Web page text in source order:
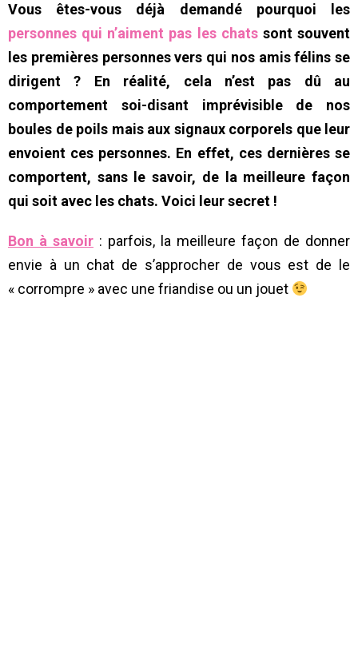
Vous êtes-vous déjà demandé pourquoi les
personnes qui n’aiment pas les chatssont souvent
les premières personnes vers qui nos amis félins se
dirigent ? En réalité, cela n’est pas dû au
comportement soi-disant imprévisible de nos
boules de poils mais aux signaux corporels que leur
envoient ces personnes. En effet, ces dernières se
comportent, sans le savoir, de la meilleure façon
qui soit avec les chats. Voici leur secret !
Bon à savoir : parfois, la meilleure façon de donner
envie à un chat de s’approcher de vous est de le
« corrompre » avec une friandise ou un jouet